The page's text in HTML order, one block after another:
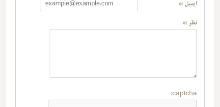
ایمیل :*
نظر :*
captcha: